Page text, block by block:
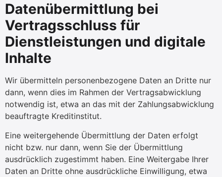
Datenübermittlung bei
Vertragsschluss für
Dienstleistungen und digitale
Inhalte
Wir übermitteln personenbezogene Daten an Dritte nur
dann, wenn dies im Rahmen der Vertragsabwicklung
notwendig ist, etwa an das mit der Zahlungsabwicklung
beauftragte Kreditinstitut.
Eine weitergehende Übermittlung der Daten erfolgt
nicht bzw. nur dann, wenn Sie der Übermittlung
ausdrücklich zugestimmt haben. Eine Weitergabe Ihrer
Daten an Dritte ohne ausdrückliche Einwilligung, etwa